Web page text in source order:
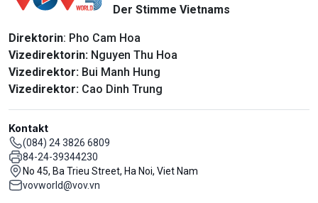
Der Stimme Vietnams
Direktorin: Pho Cam Hoa
Vizedirektorin: Nguyen Thu Hoa
Vizedirektor: Bui Manh Hung
Vizedirektor: Cao Dinh Trung
Kontakt
(084) 24 3826 6809
84-24-39344230
No 45, Ba Trieu Street, Ha Noi, Viet Nam
vovworld@vov.vn